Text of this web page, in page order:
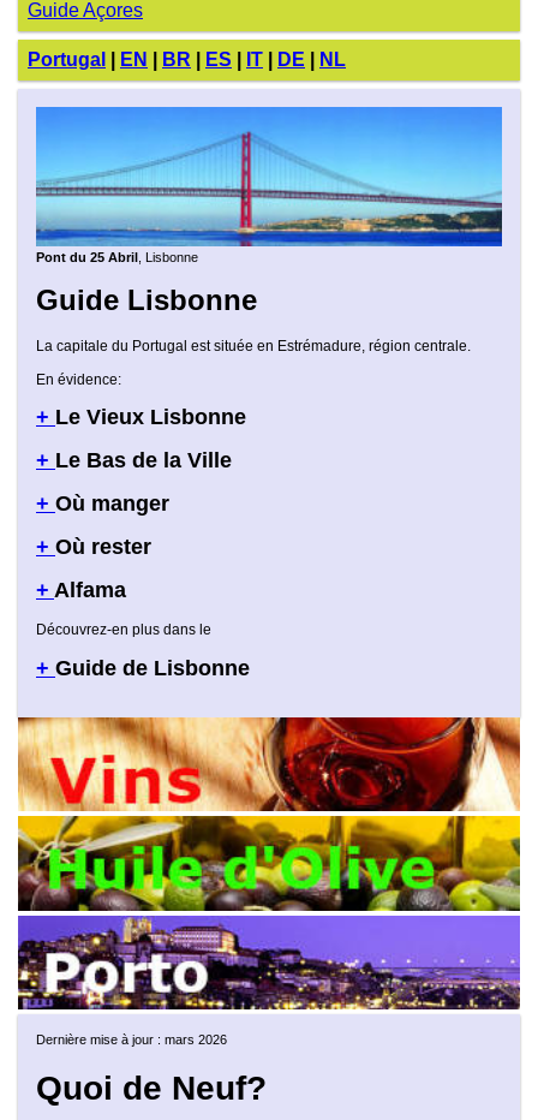
Guide Açores
Portugal EN BR ES IT DE NL
Pont du 25 Abril , Lisbonne
Guide Lisbonne
La capitale du Portugal est située en Estrémadure, région centrale.
En évidence:
+ Le Vieux Lisbonne
+ Le Bas de la Ville
+ Où manger
+ Où rester
+ Alfama
Découvrez-en plus dans le
+ Guide de Lisbonne
Dernière mise à jour : mars 2026
Quoi de Neuf?